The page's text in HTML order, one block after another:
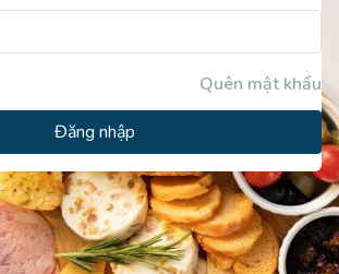
Quên mật khẩu